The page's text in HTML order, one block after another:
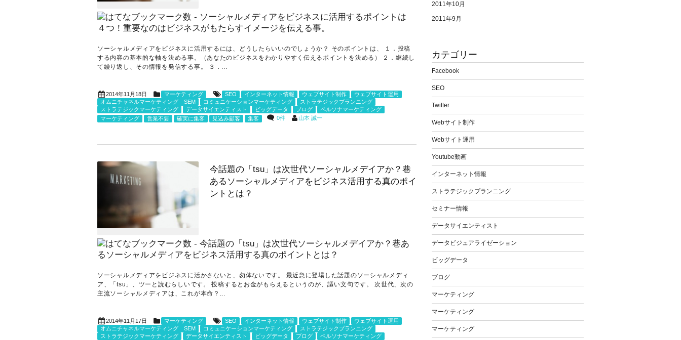
ソーシャルメディアをビジネスに活用するには、どうしたらいいのでしょうか？ そのポイントは、 １．投稿
する内容の基本的な軸を決める事。（あなたのビジネスをわかりやすく伝えるポイントを決める） ２．継続し
て繰り返し、その情報を発信する事。 ３．...
2014年11月18日 マーケティング SEO インターネット情報 ウェブサイト制作
ウェブサイト運用
オムニチャネルマーケティング SEM
コミュニケーションマーケティング
ストラテジックプランニング
ストラテジックマーケティング
データサイエンティスト ビッグデータ ブログ
ペルソナマーケティング
マーケティング
営業不要 確実に集客 見込み顧客 集客 0件 山本 誠一
今話題の「tsu」は次世代ソーシャルメデイアか？巷
あるソーシャルメディアをビジネス活用する真のポイ
ントとは？
ソーシャルメディアをビジネスに活かさないと、勿体ないです。 最近急に登場した話題のソーシャルメディ
ア、「tsu」、ツーと読むらしいです。 投稿するとお金がもらえるというのが、謳い文句です。 次世代、次の
主流ソーシャルメディアは、これが本命？...
2014年11月17日 マーケティング SEO インターネット情報 ウェブサイト制作
ウェブサイト運用
オムニチャネルマーケティング SEM
コミュニケーションマーケティング
ストラテジックプランニング
ストラテジックマーケティング
データサイエンティスト ビッグデータ ブログ
ペルソナマーケティング
2011年10月
2011年9月
カテゴリー
Facebook
SEO
Twitter
Webサイト制作
Webサイト運用
Youtube動画
インターネット情報
ストラテジックプランニング
セミナー情報
データサイエンティスト
データビジュアライゼーション
ビッグデータ
ブログ
マーケティング
マーケティング
マーケティング